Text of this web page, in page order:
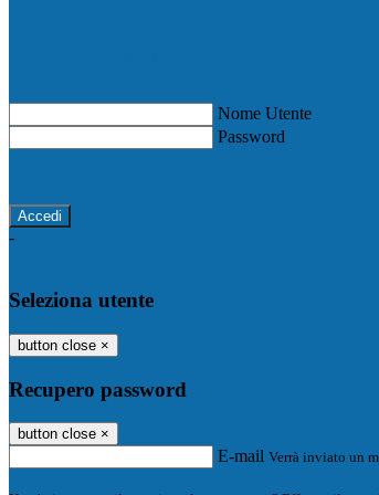
Nome Utente
Password
-
Seleziona utente
button close ×
Recupero password
button close ×
E-mail Verrà inviato un